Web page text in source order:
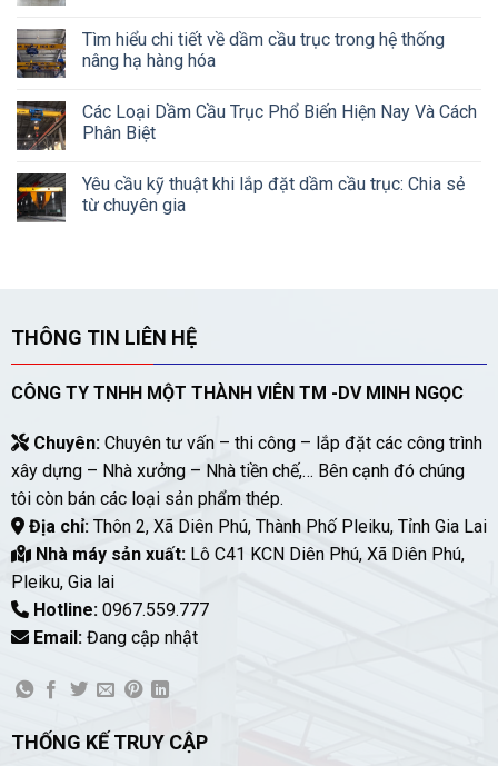
Tìm hiểu chi tiết về dầm cầu trục trong hệ thống
nâng hạ hàng hóa
Các Loại Dầm Cầu Trục Phổ Biến Hiện Nay Và Cách
Phân Biệt
Yêu cầu kỹ thuật khi lắp đặt dầm cầu trục: Chia sẻ
từ chuyên gia
THÔNG TIN LIÊN HỆ
CÔNG TY TNHH MỘT THÀNH VIÊN TM -DV MINH NGỌC
Chuyên:Chuyên tư vấn – thi công – lắp đặt các công trình
xây dựng – Nhà xưởng – Nhà tiền chế,… Bên cạnh đó chúng
tôi còn bán các loại sản phẩm thép.
Địa chỉ:Thôn 2, Xã Diên Phú, Thành Phố Pleiku, Tỉnh Gia Lai
Nhà máy sản xuất:Lô C41 KCN Diên Phú, Xã Diên Phú,
Pleiku, Gia lai
Hotline:0967.559.777
Email:Đang cập nhật
THỐNG KẾ TRUY CẬP